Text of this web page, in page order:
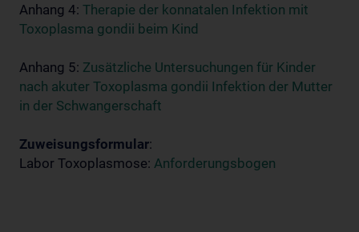
Anhang 4: Therapie der konnatalen Infektion mit
Toxoplasma gondii beim Kind
Anhang 5: Zusätzliche Untersuchungen für Kinder
nach akuter Toxoplasma gondii Infektion der Mutter
in der Schwangerschaft
Zuweisungsformular:
Labor Toxoplasmose: Anforderungsbogen